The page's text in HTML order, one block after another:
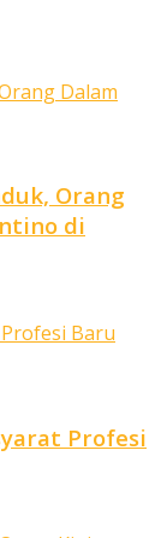
Orang
di
Profesi